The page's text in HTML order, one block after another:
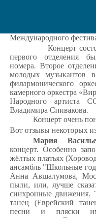
Московского
состоялось
Международного
Концерт
первого отделения
номера. Второе
молодых музыкантов
филармонического
камерного оркестра
Народного
Владимира Спивакова.
Концерт очень
Вот отзывы некоторых
Мария
концерт. Особенно
жёлтых платьях
ансамбль "Школьные
Анна Авшалумова,
пыли, или, лучше
синхронные движения.
танец (Еврейский
песни и пляски